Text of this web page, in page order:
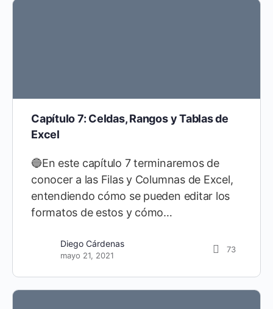
Capítulo 7: Celdas, Rangos y Tablas de
Excel
🔵En este capítulo 7 terminaremos de
conocer a las Filas y Columnas de Excel,
entendiendo cómo se pueden editar los
formatos de estos y cómo…
Diego Cárdenas
mayo 21, 2021
73